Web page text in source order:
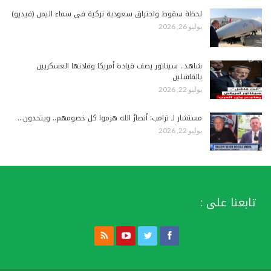
لحظة سقوط واحتراق سعودية تركية في سماء اليمن (فيديو)
يوليو 26, 2026
شاهد.. سيناتور يصف قيادة أمريكا وقادتها العسكريين
بالفاشلين
يوليو 22, 2026
مستشار لـ ترامب: أنصارُ الله هزموا كل خصومهم.. ويتحدون…
يوليو 22, 2026
تابعنا على :